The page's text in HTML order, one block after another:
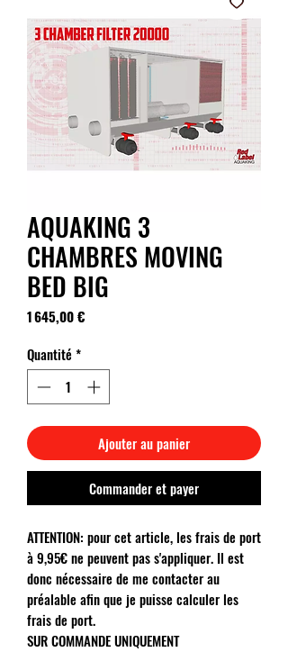
AQUAKING 3
CHAMBRES MOVING
BED BIG
1 645,00 €Prix
Quantité *
Ajouter au panier
Commander et payer
ATTENTION: pour cet article, les frais de port
à 9,95€ ne peuvent pas s'appliquer. Il est
donc nécessaire de me contacter au
préalable afin que je puisse calculer les
frais de port.
SUR COMMANDE UNIQUEMENT